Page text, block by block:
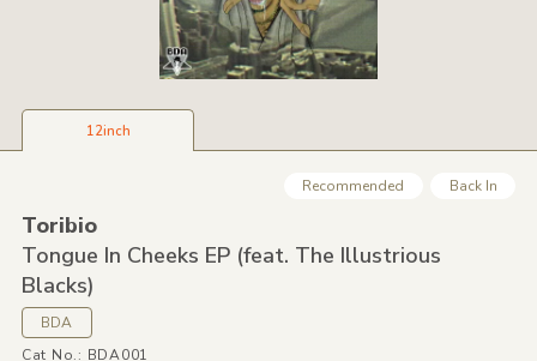
12inch
Recommended Back In
Toribio
Tongue In Cheeks EP (feat. The Illustrious
Blacks)
BDA
Cat No.: BDA001